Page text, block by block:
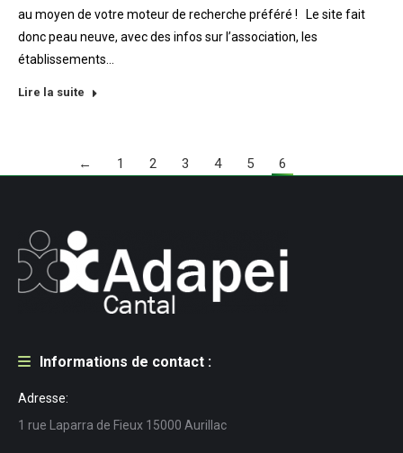
au moyen de votre moteur de recherche préféré ! Le site fait
donc peau neuve, avec des infos sur l’association, les
établissements…
Lire la suite
← 1 2 3 4 5 6
Informations de contact :
Adresse:
1 rue Laparra de Fieux 15000 Aurillac